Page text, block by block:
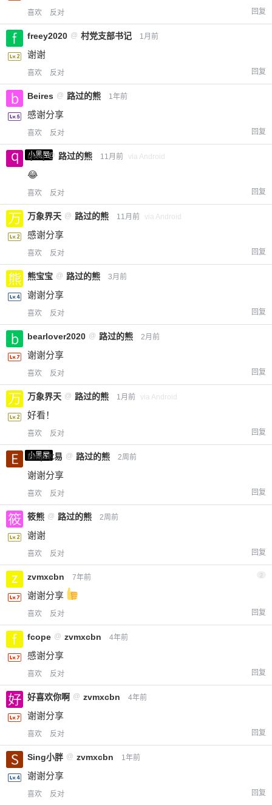
喜欢 反对 回复
freey2020 @ 村党支部书记 1月前
谢谢
喜欢 反对 回复
Beires @ 路过的熊 1年前
感谢分享
喜欢 反对 回复
小黑屋
qwq @ 路过的熊 11月前 via Android
😂
喜欢 反对 回复
万象界天 @ 路过的熊 11月前 via Android
感谢分享
喜欢 反对 回复
熊宝宝 @ 路过的熊 3月前
谢谢分享
喜欢 反对 回复
bearlover2020 @ 路过的熊 2月前
谢谢分享
喜欢 反对 回复
万象界天 @ 路过的熊 1月前 via Android
好看！
喜欢 反对 回复
小黑屋
Emp木易 @ 路过的熊 2周前
谢谢分享
喜欢 反对 回复
筱熊 @ 路过的熊 2周前
谢谢
喜欢 反对 回复
zvmxcbn 7年前 2
谢谢分享
喜欢 反对 回复
fcope @ zvmxcbn 4年前
感谢分享
喜欢 反对 回复
好喜欢你啊 @ zvmxcbn 4年前
谢谢分享
喜欢 反对 回复
Sing小胖 @ zvmxcbn 1年前
谢谢分享
喜欢 反对 回复